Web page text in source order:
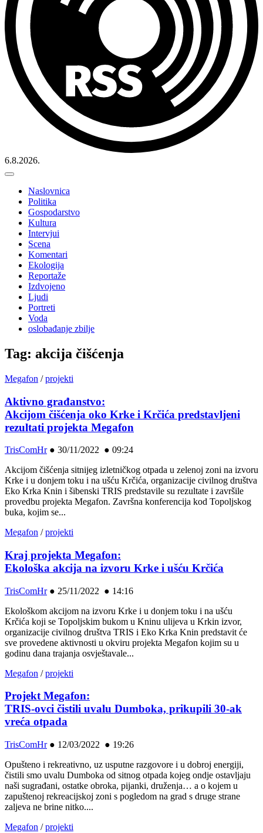
6.8.2026.
Naslovnica
Politika
Gospodarstvo
Kultura
Intervjui
Scena
Komentari
Ekologija
Reportaže
Izdvojeno
Ljudi
Portreti
Voda
oslobađanje zbilje
Tag: akcija čišćenja
Megafon /projekti
Aktivno građanstvo:
Akcijom čišćenja oko Krke i Krčića predstavljeni
rezultati projekta Megafon
TrisComHr● 30/11/2022 ● 09:24
Akcijom čišćenja sitnijeg izletničkog otpada u zelenoj zoni na izvoru
Krke i u donjem toku i na ušću Krčića, organizacije civilnog društva
Eko Krka Knin i šibenski TRIS predstavile su rezultate i završile
provedbu projekta Megafon. Završna konferencija kod Topoljskog
buka, kojim se...
Megafon /projekti
Kraj projekta Megafon:
Ekološka akcija na izvoru Krke i ušću Krčića
TrisComHr● 25/11/2022 ● 14:16
Ekološkom akcijom na izvoru Krke i u donjem toku i na ušću
Krčića koji se Topoljskim bukom u Kninu ulijeva u Krkin izvor,
organizacije civilnog društva TRIS i Eko Krka Knin predstavit će
sve provedene aktivnosti u okviru projekta Megafon kojim su u
godinu dana trajanja osvještavale...
Megafon /projekti
Projekt Megafon:
TRIS-ovci čistili uvalu Dumboka, prikupili 30-ak
vreća otpada
TrisComHr● 12/03/2022 ● 19:26
Opušteno i rekreativno, uz usputne razgovore i u dobroj energiji,
čistili smo uvalu Dumboka od sitnog otpada kojeg ondje ostavljaju
naši sugrađani, ostatke obroka, pijanki, druženja… a o kojem u
zapuštenoj rekreacijskoj zoni s pogledom na grad s druge strane
zaljeva ne brine nitko....
Megafon /projekti